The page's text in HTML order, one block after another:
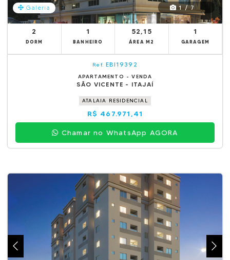
Galeria 1 / 7
2
DORM
1
BANHEIRO
52,15
ÁREA M2
1
GARAGEM
Ref. EBI19392
APARTAMENTO - VENDA
SÃO VICENTE - ITAJAÍ
ATALAIA RESIDENCIAL
R$ 467.971,41
Chamar no WhatsApp AGORA